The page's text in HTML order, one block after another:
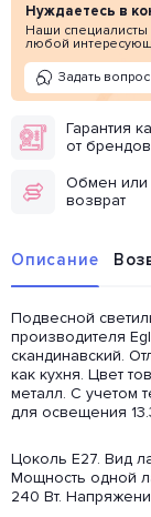
Нуждаетесь в
Наши специалисты
любой
Задать вопрос
Гарантия
от брендов
Обмен или
возврат
Описание
Подвесной
производителя
скандинавский.
как кухня. Цвет
металл. С учетом
для освещения
Цоколь E27. Вид
Мощность одной
240 Вт.